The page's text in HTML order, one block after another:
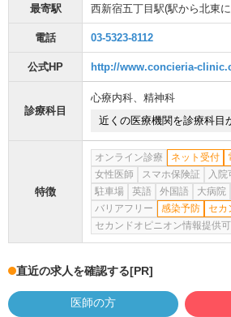
最寄駅 西新宿五丁目駅(駅から北東
電話 03-5323-8112
公式HP http://www.concieria-
診療科目
心療内科、 精神科
近くの医療機関を診療科目
特徴
オンライン診療 ネット受付
女性医師
スマホ保険証 入院
駐車場
英語 外国語 大病院
バリアフリー
感染予防
セカ
セカンドオピニオン情報提供可
直近の求人を確認する[PR]
医師の方